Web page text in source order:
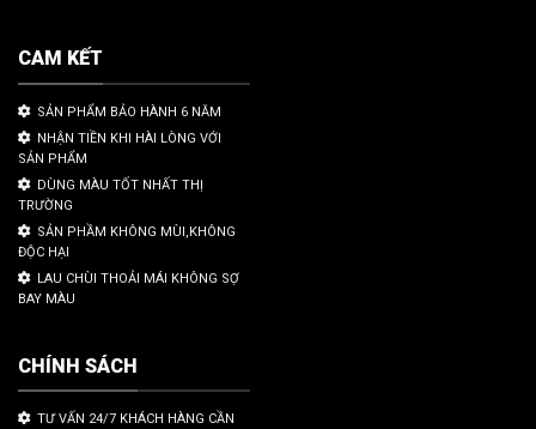
CAM KẾT
SẢN PHẨM BẢO HÀNH 6 NĂM
NHẬN TIỀN KHI HÀI LÒNG VỚI
SẢN PHẨM
DÙNG MÀU TỐT NHẤT THỊ
TRƯỜNG
SẢN PHẦM KHÔNG MÙI,KHÔNG
ĐỘC HẠI
LAU CHÙI THOẢI MÁI KHÔNG SỢ
BAY MÀU
CHÍNH SÁCH
TƯ VẤN 24/7 KHÁCH HÀNG CẦN